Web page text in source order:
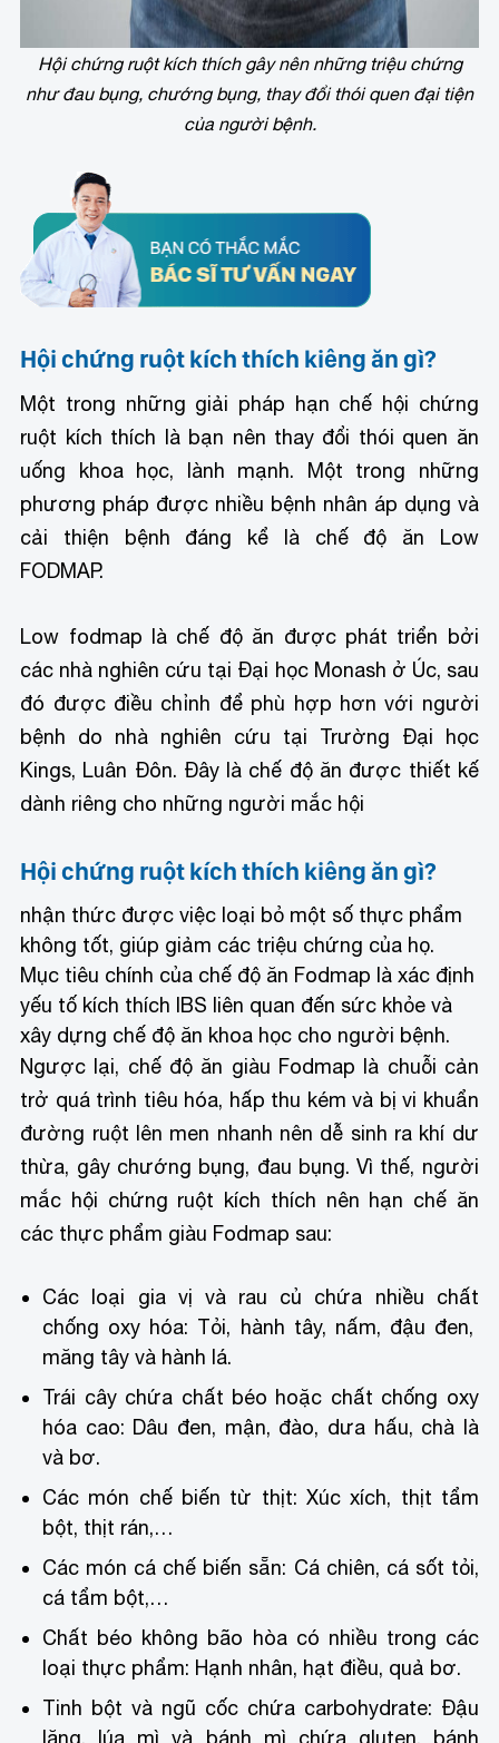
Hội chứng ruột kích thích gây nên những triệu chứng
như đau bụng, chướng bụng, thay đổi thói quen đại tiện
của người bệnh.
Hội chứng ruột kích thích kiêng ăn gì?
Một trong những giải pháp hạn chế hội chứng
ruột kích thích là bạn nên thay đổi thói quen ăn
uống khoa học, lành mạnh. Một trong những
phương pháp được nhiều bệnh nhân áp dụng và
cải thiện bệnh đáng kể là chế độ ăn Low
FODMAP.
Low fodmap là chế độ ăn được phát triển bởi
các nhà nghiên cứu tại Đại học Monash ở Úc, sau
đó được điều chỉnh để phù hợp hơn với người
bệnh do nhà nghiên cứu tại Trường Đại học
Kings, Luân Đôn. Đây là chế độ ăn được thiết kế
dành riêng cho những người mắc hội
Hội chứng ruột kích thích kiêng ăn gì?
nhận thức được việc loại bỏ một số thực phẩm
không tốt, giúp giảm các triệu chứng của họ.
Mục tiêu chính của chế độ ăn Fodmap là xác định
yếu tố kích thích IBS liên quan đến sức khỏe và
xây dựng chế độ ăn khoa học cho người bệnh.
Ngược lại, chế độ ăn giàu Fodmap là chuỗi cản
trở quá trình tiêu hóa, hấp thu kém và bị vi khuẩn
đường ruột lên men nhanh nên dễ sinh ra khí dư
thừa, gây chướng bụng, đau bụng. Vì thế, người
mắc hội chứng ruột kích thích nên hạn chế ăn
các thực phẩm giàu Fodmap sau:
Các loại gia vị và rau củ chứa nhiều chất
chống oxy hóa: Tỏi, hành tây, nấm, đậu đen,
măng tây và hành lá.
Trái cây chứa chất béo hoặc chất chống oxy
hóa cao: Dâu đen, mận, đào, dưa hấu, chà là
và bơ.
Các món chế biến từ thịt: Xúc xích, thịt tẩm
bột, thịt rán,…
Các món cá chế biến sẵn: Cá chiên, cá sốt tỏi,
cá tẩm bột,…
Chất béo không bão hòa có nhiều trong các
loại thực phẩm: Hạnh nhân, hạt điều, quả bơ.
Tinh bột và ngũ cốc chứa carbohydrate: Đậu